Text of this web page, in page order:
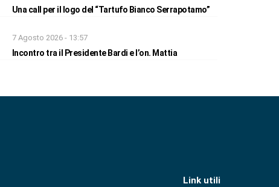
Una call per il logo del “Tartufo Bianco Serrapotamo”
7 Agosto 2026 - 13:57
Incontro tra il Presidente Bardi e l’on. Mattia
Link utili